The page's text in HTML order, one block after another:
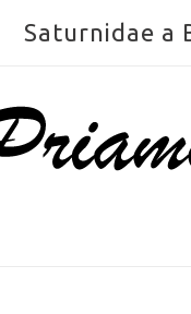
Saturnidae a